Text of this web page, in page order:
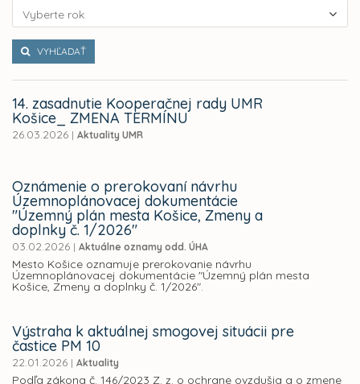
Vyberte rok
VYHĽADAŤ
14. zasadnutie Kooperačnej rady UMR
Košice_ ZMENA TERMÍNU
26.03.2026 | Aktuality UMR
Oznámenie o prerokovaní návrhu
Územnoplánovacej dokumentácie
"Územný plán mesta Košice, Zmeny a
doplnky č. 1/2026"
03.02.2026 | Aktuálne oznamy odd. ÚHA
Mesto Košice oznamuje prerokovanie návrhu
Územnoplánovacej dokumentácie "Územný plán mesta
Košice, Zmeny a doplnky č. 1/2026".
Výstraha k aktuálnej smogovej situácii pre
častice PM 10
22.01.2026 | Aktuality
Podľa zákona č. 146/2023 Z. z. o ochrane ovzdušia a o zmene